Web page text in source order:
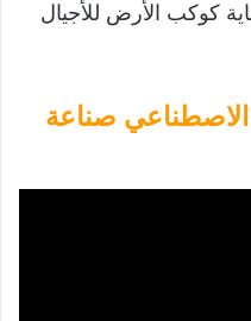
كوكب الأرض للأجيال
الاصطناعي صناعة